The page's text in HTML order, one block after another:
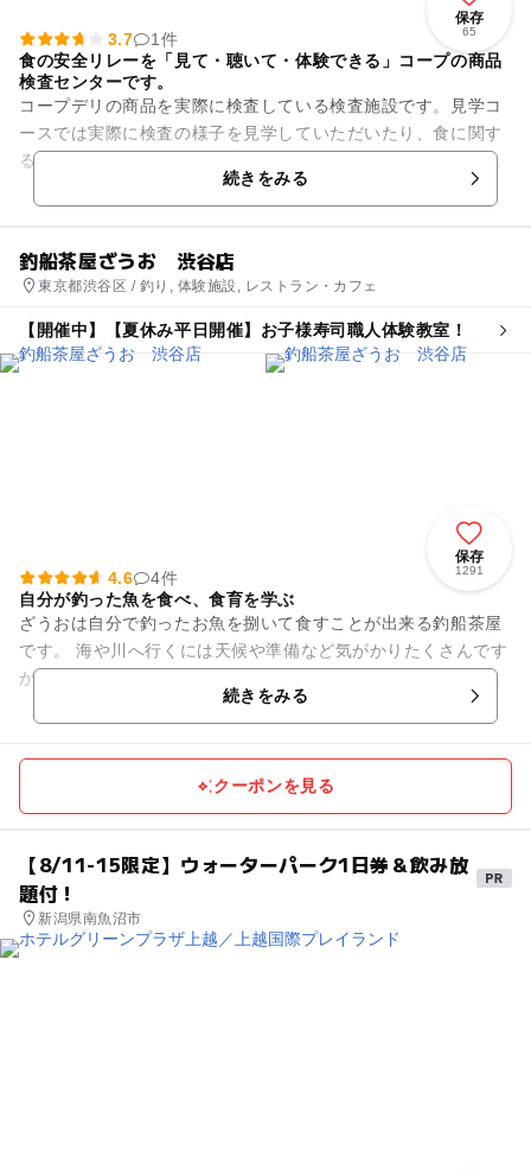
保存
65
3.7
1件
食の安全リレーを「見て・聴いて・体験できる」コープの商品
検査センターです。
コープデリの商品を実際に検査している検査施設です。見学コ
ースでは実際に検査の様子を見学していただいたり、食に関す
る展示をご覧いただくことで、コープデリグループの食品安全
の取り組みを伝えています。...続きをみる
釣船茶屋ざうお 渋谷店
東京都渋谷区 / 釣り, 体験施設, レストラン・カフェ
【開催中】【夏休み平日開催】お子様寿司職人体験教室！
保存
1291
4.6
4件
自分が釣った魚を食べ、食育を学ぶ
ざうおは自分で釣ったお魚を捌いて食すことが出来る釣船茶屋
です。 海や川へ行くには天候や準備など気がかりたくさんです
が、ここならいつでも釣りに不慣れなお子さんお母さんでもお
続きをみる
クーポンを見る
【8/11-15限定】ウォーターパーク1日券＆飲み放
題付！
新潟県南魚沼市